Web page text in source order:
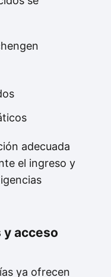
adecuada
el ingreso y
acceso
ya ofrecen